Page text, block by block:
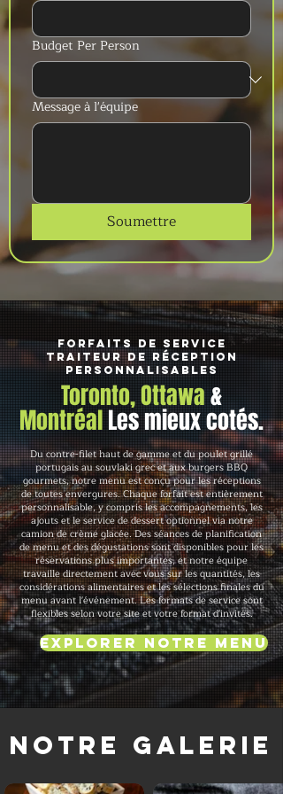
Budget Per Person
Message à l'équipe
Soumettre
Forfaits de service
traiteur de réception
personnalisables
Toronto, Ottawa&
MontréalLes mieux cotés.
Du contre-filet haut de gamme et du poulet grillé
portugais au souvlaki grec et aux burgers BBQ
gourmets, notre menu est conçu pour les réceptions
de toutes envergures. Chaque forfait est entièrement
personnalisable, y compris les accompagnements, les
ajouts et le service de dessert optionnel via notre
camion de crème glacée. Des séances de planification
de menu et des dégustations sont disponibles pour les
réservations plus importantes, et notre équipe
travaille directement avec vous sur les quantités, les
considérations alimentaires et les sélections finales du
menu avant l'événement. Les formats de service sont
flexibles selon votre site et votre format d'invités.
Explorer notre menu
Notre galerie